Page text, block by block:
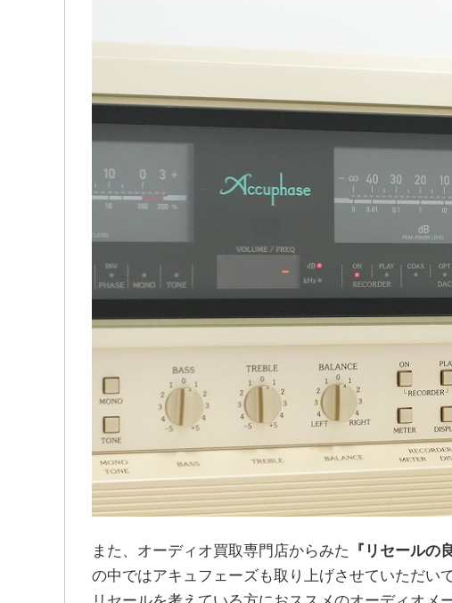
また、オーディオ買取専門店からみた 『リセールの
の中ではアキュフェーズも取り上げさせていただい